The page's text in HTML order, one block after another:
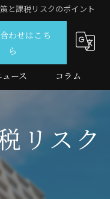
と課税リスクのポイント
わせはこち
ら
ュース コラム
リスク